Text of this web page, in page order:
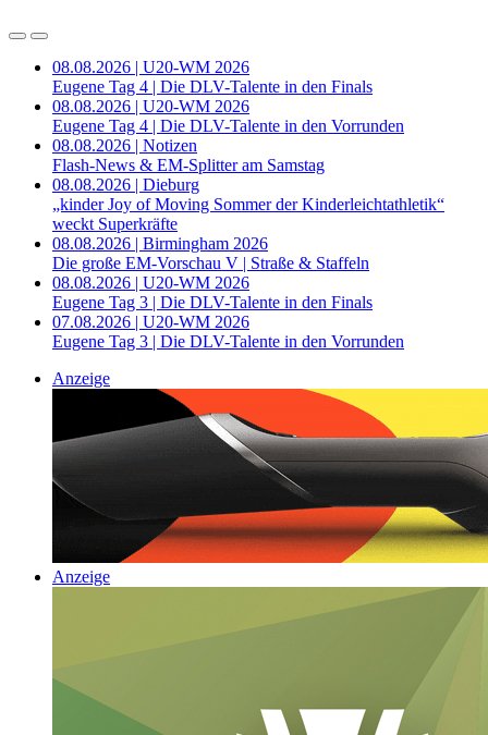
08.08.2026 | U20-WM 2026
Eugene Tag 4 | Die DLV-Talente in den Finals
08.08.2026 | U20-WM 2026
Eugene Tag 4 | Die DLV-Talente in den Vorrunden
08.08.2026 | Notizen
Flash-News & EM-Splitter am Samstag
08.08.2026 | Dieburg
„kinder Joy of Moving Sommer der Kinderleichtathletik“
weckt Superkräfte
08.08.2026 | Birmingham 2026
Die große EM-Vorschau V | Straße & Staffeln
08.08.2026 | U20-WM 2026
Eugene Tag 3 | Die DLV-Talente in den Finals
07.08.2026 | U20-WM 2026
Eugene Tag 3 | Die DLV-Talente in den Vorrunden
Anzeige
Anzeige